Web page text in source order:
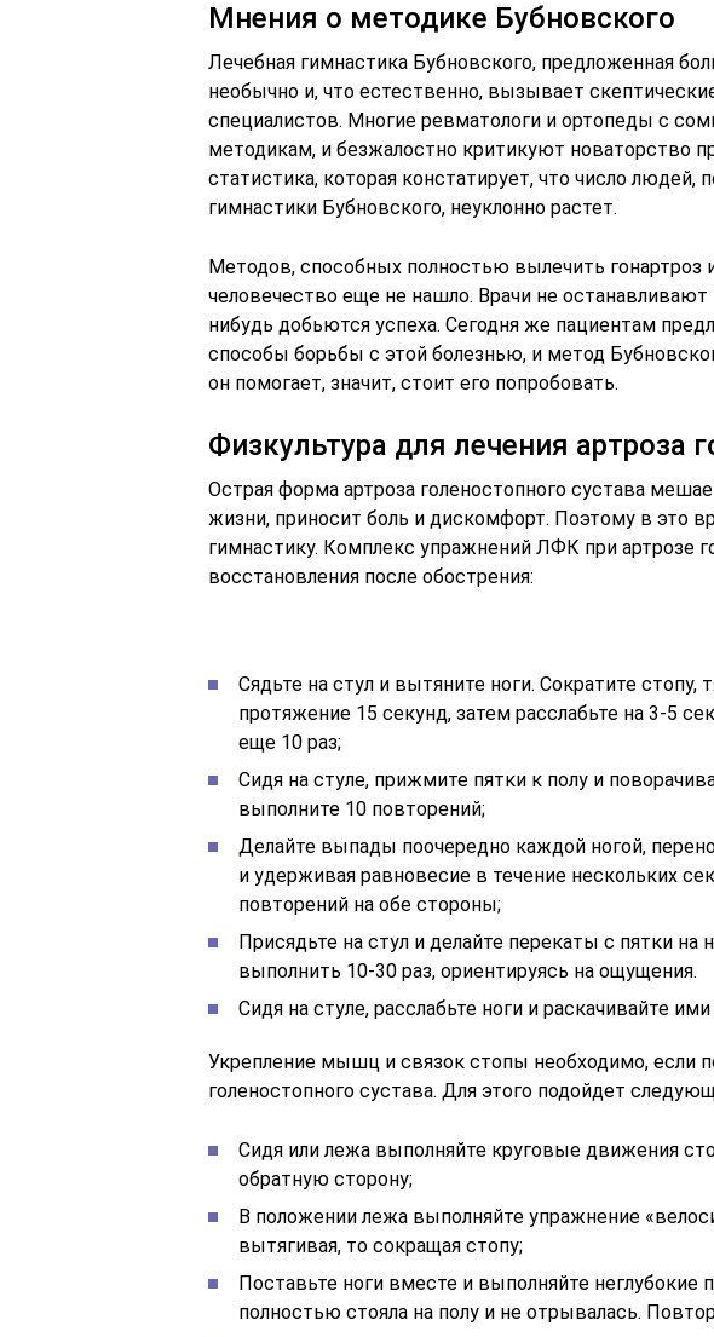
Мнения о методике Бубновского
Лечебная гимнастика Бубновского, предложенная
необычно и, что естественно, вызывает
специалистов. Многие ревматологи и ортопеды с
методикам, и безжалостно критикуют новаторство
статистика, которая констатирует, что число
гимнастики Бубновского, неуклонно растет.
Методов, способных полностью вылечить гонартроз
человечество еще не нашло. Врачи не
нибудь добьются успеха. Сегодня же пациентам
способы борьбы с этой болезнью, и метод
он помогает, значит, стоит его попробовать.
Физкультура для лечения артроза
Острая форма артроза голеностопного сустава
жизни, приносит боль и дискомфорт. Поэтому в это
гимнастику. Комплекс упражнений ЛФК при артрозе
восстановления после обострения:
Сядьте на стул и вытяните ноги. Сократите стопу,
протяжение 15 секунд, затем расслабьте на 3-5
еще 10 раз;
Сидя на стуле, прижмите пятки к полу и
выполните 10 повторений;
Делайте выпады поочередно каждой ногой,
и удерживая равновесие в течение нескольких
повторений на обе стороны;
Присядьте на стул и делайте перекаты с пятки
выполнить 10-30 раз, ориентируясь на ощущения.
Сидя на стуле, расслабьте ноги и раскачивайте
Укрепление мышц и связок стопы необходимо, если
голеностопного сустава. Для этого подойдет
Сидя или лежа выполняйте круговые движения
обратную сторону;
В положении лежа выполняйте упражнение
вытягивая, то сокращая стопу;
Поставьте ноги вместе и выполняйте неглубокие
полностью стояла на полу и не отрывалась.